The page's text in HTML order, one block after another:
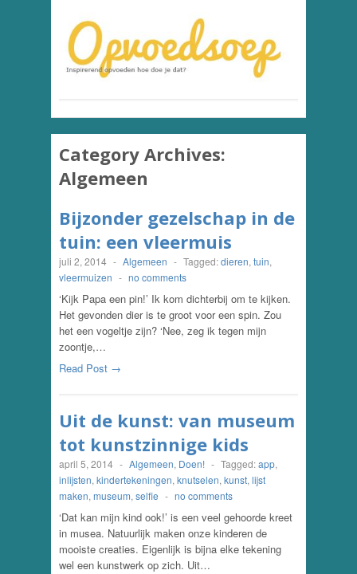
Category Archives:
Algemeen
Bijzonder gezelschap in de
tuin: een vleermuis
juli 2, 2014 - Algemeen - Tagged:dieren, tuin,
vleermuizen - no comments
‘Kijk Papa een pin!’ Ik kom dichterbij om te kijken.
Het gevonden dier is te groot voor een spin. Zou
het een vogeltje zijn? ‘Nee, zeg ik tegen mijn
zoontje,…
Read Post →
Uit de kunst: van museum
tot kunstzinnige kids
april 5, 2014 - Algemeen, Doen! - Tagged:app,
inlijsten, kindertekeningen, knutselen, kunst, lijst
maken, museum, selfie - no comments
‘Dat kan mijn kind ook!’ is een veel gehoorde kreet
in musea. Natuurlijk maken onze kinderen de
mooiste creaties. Eigenlijk is bijna elke tekening
wel een kunstwerk op zich. Uit…